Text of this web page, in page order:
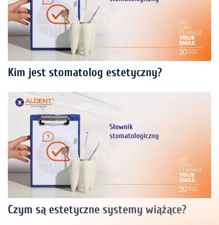
Kim jest stomatolog estetyczny?
Czym są estetyczne systemy wiążące?